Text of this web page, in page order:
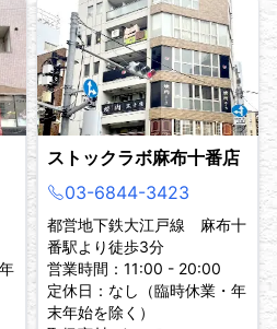
ストックラボ麻布十番店
03-6844-3423
都営地下鉄大江戸線 麻布十
番駅より徒歩3分
営業時間：11:00 - 20:00
定休日：なし（臨時休業・年
末年始を除く）